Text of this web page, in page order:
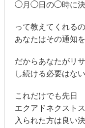
◯月◯日の◯時に決
って教えてくれる
あなたはその通知
だからあなたがリ
し続ける必要はない
これだけでも先日
エクアドネクスト
入られた方は良い